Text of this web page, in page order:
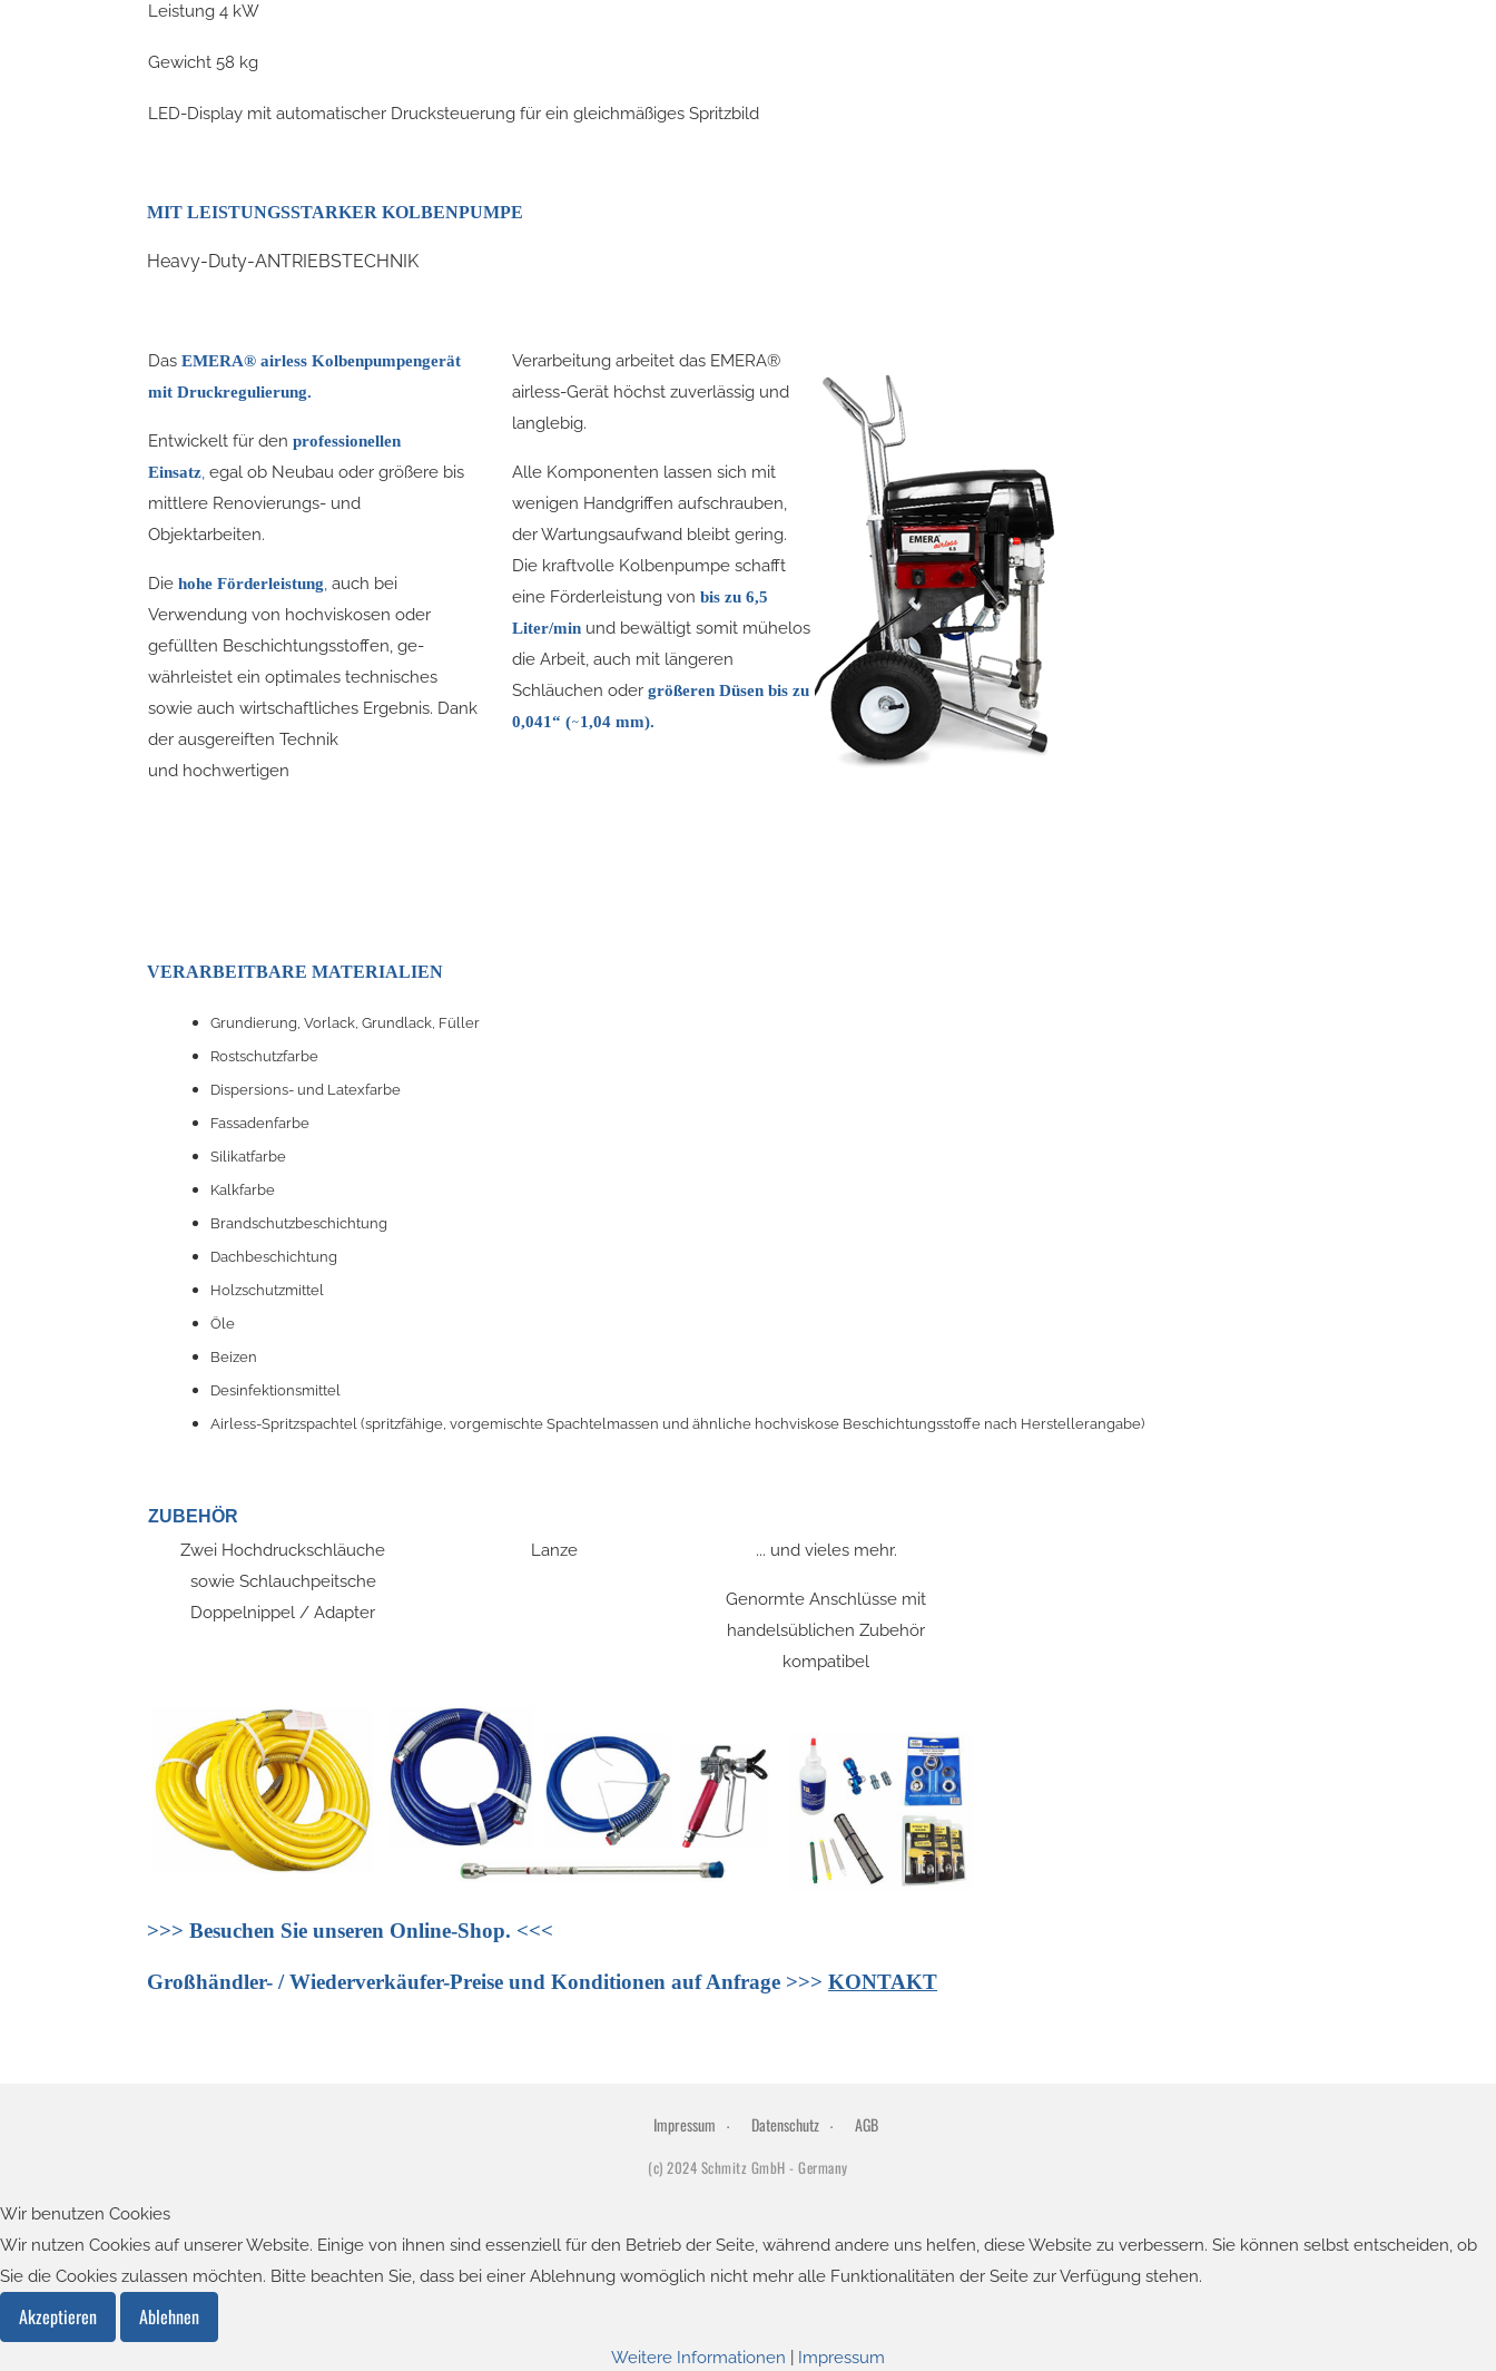
Leistung 4 kW
Gewicht 58 kg
LED-Display mit automatischer Drucksteuerung für ein gleichmäßiges Spritzbild
MIT LEISTUNGSSTARKER KOLBENPUMPE
Heavy-Duty-ANTRIEBSTECHNIK
Das EMERA® airless Kolbenpumpengerät
mit Druckregulierung.
Entwickelt für den professionellen
Einsatz, egal ob Neubau oder größere bis
mittlere Renovierungs- und
Objektarbeiten.
Die hohe Förderleistung, auch bei
Verwendung von hochviskosen oder
gefüllten Beschichtungsstoffen, ge-
währleistet ein optimales technisches
sowie auch wirtschaftliches Ergebnis. Dank
der ausgereiften Technik
und hochwertigen
Verarbeitung arbeitet das EMERA®
airless-Gerät höchst zuverlässig und
langlebig.
Alle Komponenten lassen sich mit
wenigen Handgriffen aufschrauben,
der Wartungsaufwand bleibt gering.
Die kraftvolle Kolbenpumpe schafft
eine Förderleistung von bis zu 6,5
Liter/min und bewältigt somit mühelos
die Arbeit, auch mit längeren
Schläuchen oder größeren Düsen bis zu
0,041“ (~1,04 mm).
VERARBEITBARE MATERIALIEN
Grundierung, Vorlack, Grundlack, Füller
Rostschutzfarbe
Dispersions- und Latexfarbe
Fassadenfarbe
Silikatfarbe
Kalkfarbe
Brandschutzbeschichtung
Dachbeschichtung
Holzschutzmittel
Öle
Beizen
Desinfektionsmittel
Airless-Spritzspachtel (spritzfähige, vorgemischte Spachtelmassen und ähnliche hochviskose Beschichtungsstoffe nach Herstellerangabe)
ZUBEHÖR
Zwei Hochdruckschläuche
sowie Schlauchpeitsche
Doppelnippel / Adapter
Lanze ... und vieles mehr.
Genormte Anschlüsse mit
handelsüblichen Zubehör
kompatibel
>>> Besuchen Sie unseren Online-Shop. <<<
Großhändler- / Wiederverkäufer-Preise und Konditionen auf Anfrage >>> KONTAKT
Impressum Datenschutz AGB
(c) 2024 Schmitz GmbH - Germany
Wir benutzen Cookies
Wir nutzen Cookies auf unserer Website. Einige von ihnen sind essenziell für den Betrieb der Seite, während andere uns helfen, diese Website zu verbessern. Sie können selbst entscheiden, ob
Sie die Cookies zulassen möchten. Bitte beachten Sie, dass bei einer Ablehnung womöglich nicht mehr alle Funktionalitäten der Seite zur Verfügung stehen.
Akzeptieren Ablehnen
Weitere Informationen Impressum